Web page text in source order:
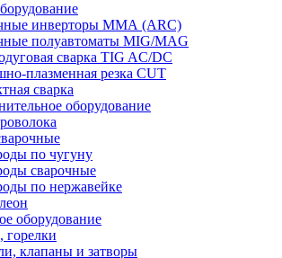
инверторы ММА (ARC)
полуавтоматы MIG/MAG
сварка TIG AC/DC
плазменная резка CUT
сварка
оборудование
по чугуну
сварочные
по нержавейке
оборудование
горелки
клапаны и затворы